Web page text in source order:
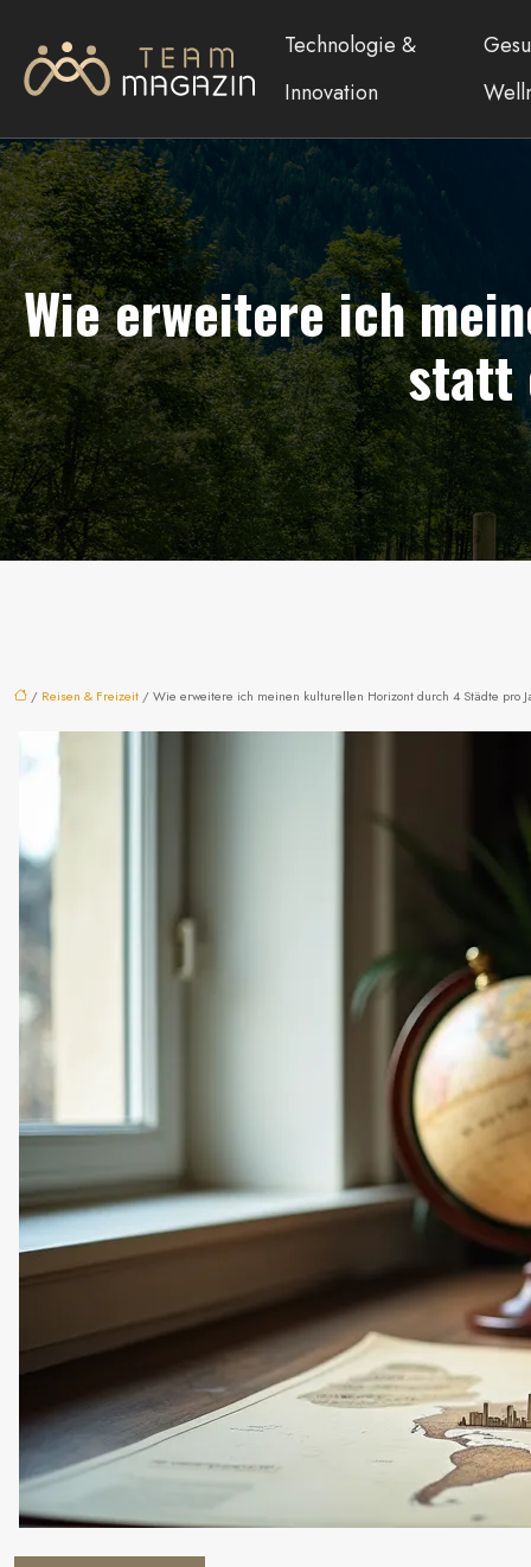
Technologie &
Innovation
Wie erweitere ich
statt
/ Reisen & Freizeit / Wie erweitere ich meinen kulturellen Horizont durch 4 Städte pro